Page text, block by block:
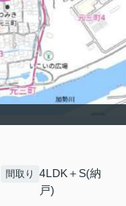
間取り
4LDK＋S(納
戸)